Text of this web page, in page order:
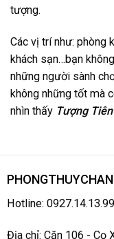
tượng.
Các vị trí như: phòng
khách sạn…bạn
những người sành
không những tốt mà
nhìn thấy Tượng
Hotline: 0927.14.13.99
Địa chỉ: Căn 106 - Cọ